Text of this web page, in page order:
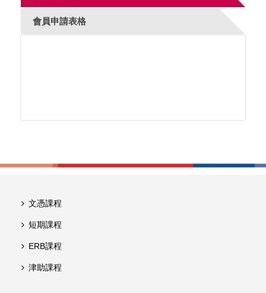
會員申請表格
文憑課程
短期課程
ERB課程
津助課程